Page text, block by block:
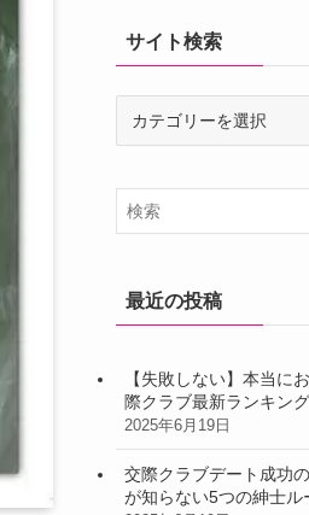
サイト検索
検
索
最近の投稿
【失敗しない】本当に
際クラブ最新ランキング
2025年6月19日
交際クラブデート成功
が知らない5つの紳士ル